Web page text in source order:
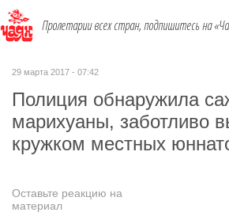
Пролетарии всех стран, подпишитесь на
29 марта 2017 - 07:42
Полиция обнаружила
марихуаны, заботливо
кружком местных
Оставьте реакцию на
материал